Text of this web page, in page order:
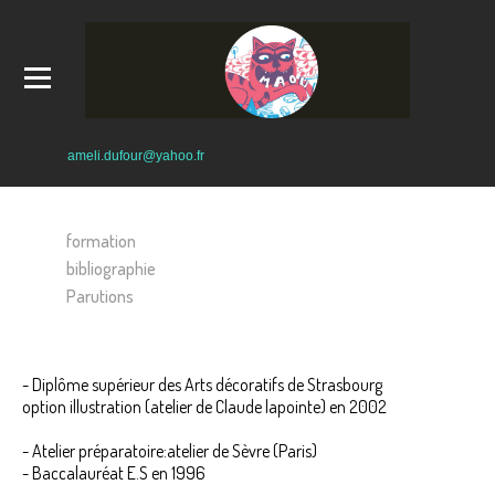
ameli.dufour@yahoo.fr
formation
bibliographie
Parutions
- Diplôme supérieur des Arts décoratifs de Strasbourg
option illustration (atelier de Claude lapointe) en 2002
- Atelier préparatoire:atelier de Sèvre (Paris)
- Baccalauréat E.S en 1996